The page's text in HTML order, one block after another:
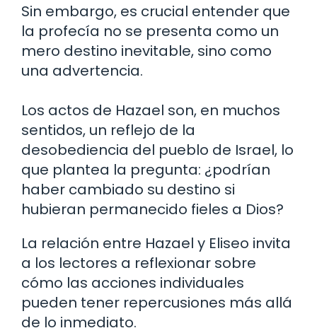
Sin embargo, es crucial entender que
la profecía no se presenta como un
mero destino inevitable, sino como
una advertencia.
Los actos de Hazael son, en muchos
sentidos, un reflejo de la
desobediencia del pueblo de Israel, lo
que plantea la pregunta: ¿podrían
haber cambiado su destino si
hubieran permanecido fieles a Dios?
La relación entre Hazael y Eliseo invita
a los lectores a reflexionar sobre
cómo las acciones individuales
pueden tener repercusiones más allá
de lo inmediato.